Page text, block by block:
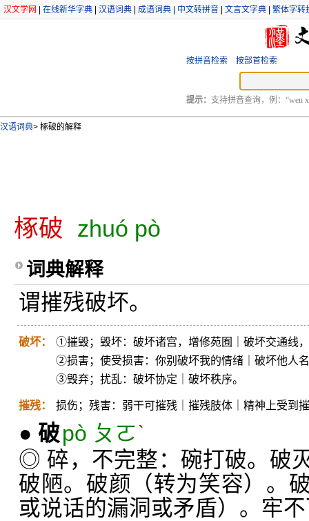
汉文学网 在线新华字典 汉语词典 成语词典 中文转拼音 文言文字典 繁体字转
按拼音检索 按部首检索
提示： 支持拼音查询，例：“wen
汉语词典> 椓破的解释
椓破 zhuó pò
词典解释
谓摧残破坏。
破坏：
①摧毁；毁坏：破坏诸宫，增修苑囿｜破坏交通线
②损害；使受损害：你别破坏我的情绪｜破坏他人
③毁弃；扰乱：破坏协定｜破坏秩序。
摧残： 损伤；残害：弱干可摧残｜摧残肢体｜精神上受到
● 破pò ㄆㄛˋ
◎ 碎，不完整：碗打破。破
破陋。破颜（转为笑容）。
或说话的漏洞或矛盾）。牢